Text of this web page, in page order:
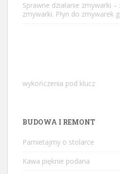
Sprawne działanie zmywarki
zmywarki. Płyn do zmywarek
wykończenia pod klucz
BUDOWA I REMONT
Pamietajmy o stolarce
Kawa pięknie podana